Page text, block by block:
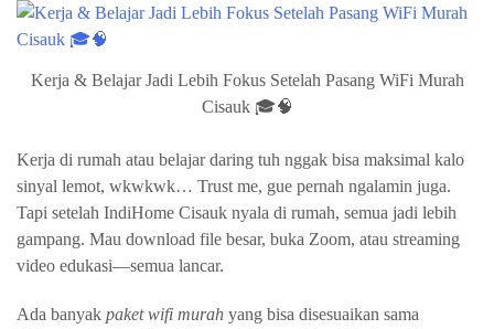
Kerja & Belajar Jadi Lebih Fokus Setelah Pasang WiFi Murah
Cisauk 🎓🧠
Kerja di rumah atau belajar daring tuh nggak bisa maksimal kalo
sinyal lemot, wkwkwk… Trust me, gue pernah ngalamin juga.
Tapi setelah IndiHome Cisauk nyala di rumah, semua jadi lebih
gampang. Mau download file besar, buka Zoom, atau streaming
video edukasi—semua lancar.
Ada banyak paket wifi murah yang bisa disesuaikan sama